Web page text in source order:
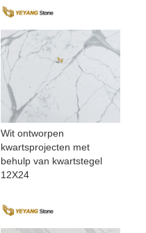
Wit ontworpen
kwartsprojecten met
behulp van kwartstegel
12X24